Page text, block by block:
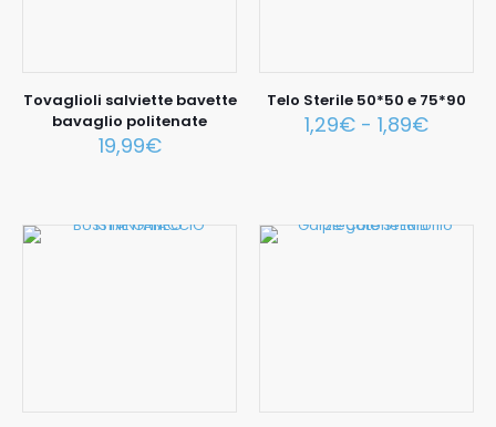
Tovaglioli salviette bavette
bavaglio politenate
19,99€
Telo Sterile 50*50 e 75*90
1,29€ - 1,89€